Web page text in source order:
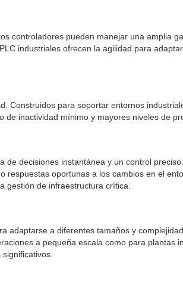
controladores pueden manejar una amplia
industriales ofrecen la agilidad para
Construidos para soportar entornos
inactividad mínimo y mayores niveles de
decisiones instantánea y un control
oportunas a los cambios en el
gestión de infraestructura crítica.
adaptarse a diferentes tamaños y
a pequeña escala como para